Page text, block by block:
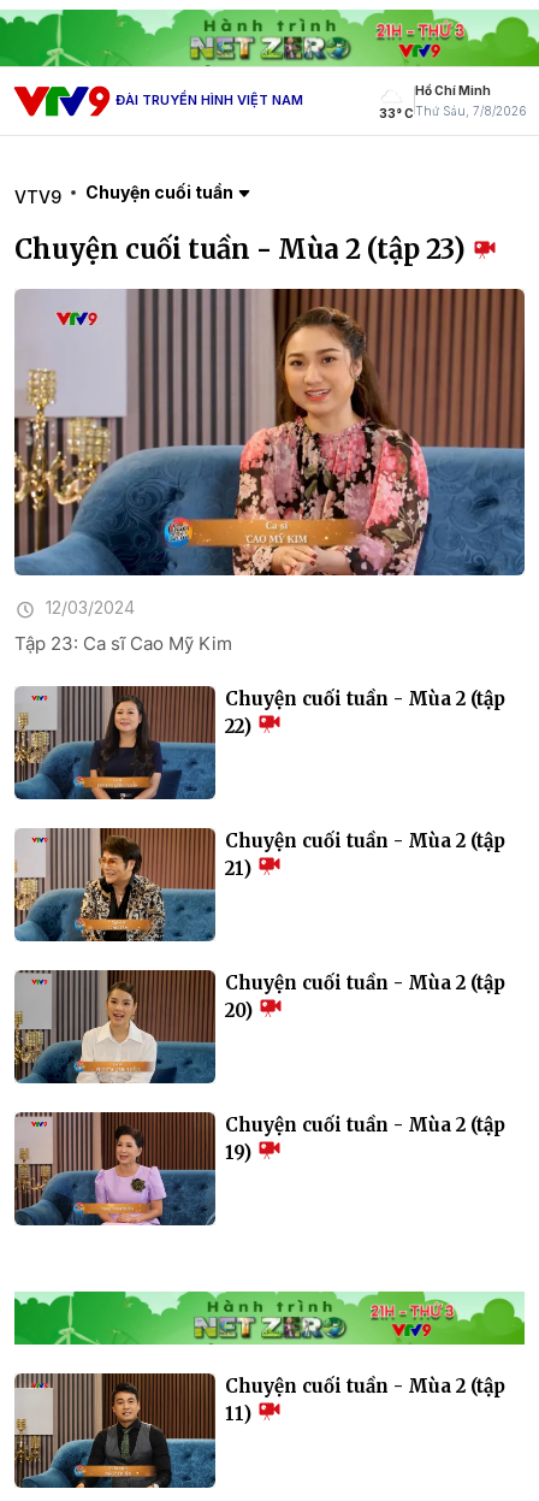
ĐÀI TRUYỀN HÌNH VIỆT NAM
33° C
Hồ Chí Minh
Thứ Sáu, 7/8/2026
VTV9 Chuyện cuối tuần
Chuyện cuối tuần - Mùa 2 (tập 23)
12/03/2024
Tập 23: Ca sĩ Cao Mỹ Kim
Chuyện cuối tuần - Mùa 2 (tập
22)
Chuyện cuối tuần - Mùa 2 (tập
21)
Chuyện cuối tuần - Mùa 2 (tập
20)
Chuyện cuối tuần - Mùa 2 (tập
19)
Chuyện cuối tuần - Mùa 2 (tập
11)